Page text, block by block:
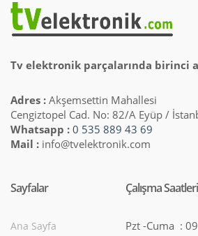
Tv elektronik parçalarında birinci
Adres : Akşemsettin Mahallesi
Cengiztopel Cad. No: 82/A Eyüp /
Whatsapp : 0 535 889 43 69
Mail : info@tvelektronik.com
Sayfalar
Ana Sayfa
Çalışma
Pzt -Cuma :